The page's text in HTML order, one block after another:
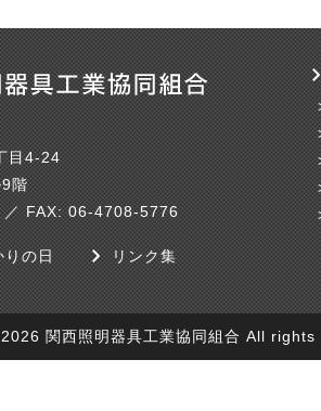
目4-24
階
FAX: 06-4708-5776
りの日 リンク集
関西照明器具工業協同組合 All